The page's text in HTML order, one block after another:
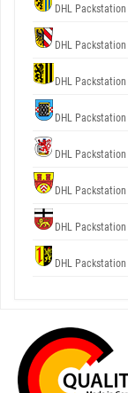
DHL Packstation
DHL Packstation
DHL Packstation
DHL Packstation
DHL Packstation
DHL Packstation
DHL Packstation
DHL Packstation